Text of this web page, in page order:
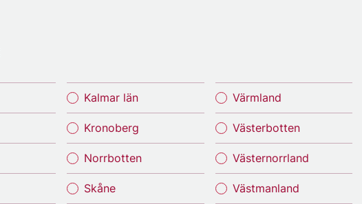
Kalmar län
Kronoberg
Norrbotten
Skåne
Värmland
Västerbotten
Västernorrland
Västmanland